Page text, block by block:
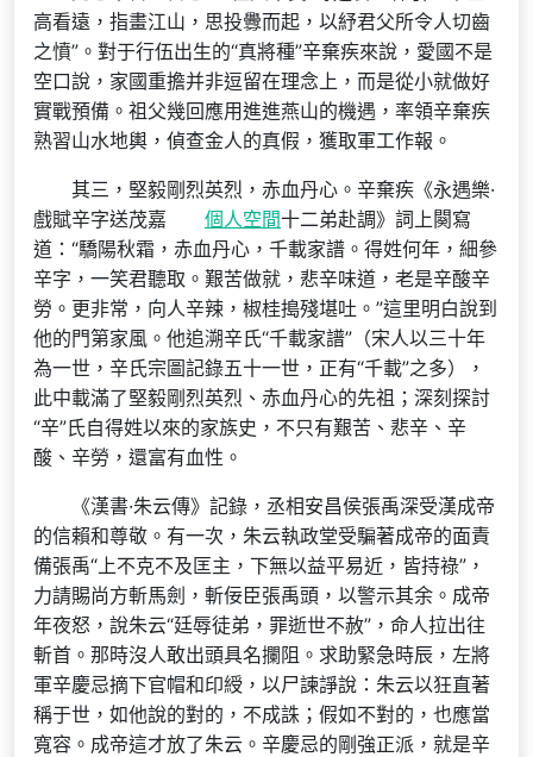
高看遠，指畫江山，思投釁而起，以紓君父所令人切齒
之憤”。對于行伍出生的“真將種”辛棄疾來說，愛國不是
空口說，家國重擔并非逗留在理念上，而是從小就做好
實戰預備。祖父幾回應用進進燕山的機遇，率領辛棄疾
熟習山水地輿，偵查金人的真假，獲取軍工作報。
其三，堅毅剛烈英烈，赤血丹心。辛棄疾《永遇樂·
戲賦辛字送茂嘉
個人空間十二弟赴調》詞上闋寫
道：“驕陽秋霜，赤血丹心，千載家譜。得姓何年，細參
辛字，一笑君聽取。艱苦做就，悲辛味道，老是辛酸辛
勞。更非常，向人辛辣，椒桂搗殘堪吐。”這里明白說到
他的門第家風。他追溯辛氏“千載家譜”（宋人以三十年
為一世，辛氏宗圖記錄五十一世，正有“千載”之多），
此中載滿了堅毅剛烈英烈、赤血丹心的先祖；深刻探討
“辛”氏自得姓以來的家族史，不只有艱苦、悲辛、辛
酸、辛勞，還富有血性。
《漢書·朱云傳》記錄，丞相安昌侯張禹深受漢成帝
的信賴和尊敬。有一次，朱云執政堂受騙著成帝的面責
備張禹“上不克不及匡主，下無以益平易近，皆持祿”，
力請賜尚方斬馬劍，斬佞臣張禹頭，以警示其余。成帝
年夜怒，說朱云“廷辱徒弟，罪逝世不赦”，命人拉出往
斬首。那時沒人敢出頭具名攔阻。求助緊急時辰，左將
軍辛慶忌摘下官帽和印綬，以尸諫諍說：朱云以狂直著
稱于世，如他說的對的，不成誅；假如不對的，也應當
寬容。成帝這才放了朱云。辛慶忌的剛強正派，就是辛